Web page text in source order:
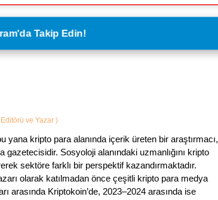
Takip Edin!
ve Yazar )
yana kripto para alanında içerik üreten bir araştırmacı,
Sosyoloji alanındaki uzmanlığını kripto
sektöre farklı bir perspektif kazandırmaktadır.
olarak katılmadan önce çeşitli kripto para medya
arasında Kriptokoin’de, 2023–2024 arasında ise